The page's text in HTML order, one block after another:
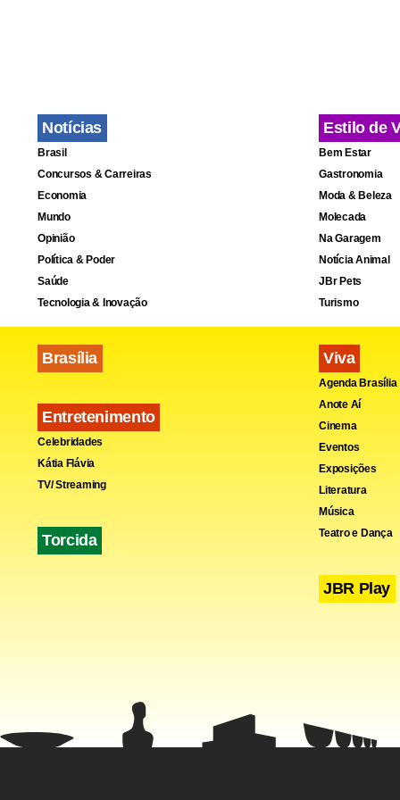
Notícias
Brasil
Concursos & Carreiras
Economia
Mundo
Opinião
Política & Poder
Saúde
Tecnologia & Inovação
Brasília
Entretenimento
Celebridades
Kátia Flávia
TV/ Streaming
Torcida
Estilo de
Bem Estar
Gastronomia
Moda & Beleza
Molecada
Na Garagem
Notícia Animal
JBr Pets
Turismo
Viva
Agenda Brasília
Anote Aí
Cinema
Eventos
Exposições
Literatura
Música
Teatro e Dança
JBR Play